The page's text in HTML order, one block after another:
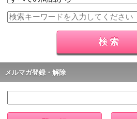
メルマガ登録・解除